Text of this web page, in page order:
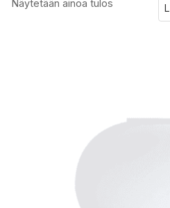
Näytetään ainoa tulos